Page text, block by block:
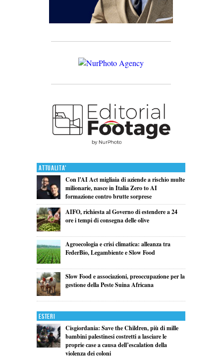
Attualita'
Con l’AI Act migliaia di aziende a rischio multe
milionarie, nasce in Italia Zero to AI
formazione contro brutte sorprese
AIFO, richiesta al Governo di estendere a 24
ore i tempi di consegna delle olive
Agroecologia e crisi climatica: alleanza tra
FederBio, Legambiente e Slow Food
Slow Food e associazioni, preoccupazione per la
gestione della Peste Suina Africana
Esteri
Cisgiordania: Save the Children, più di mille
bambini palestinesi costretti a lasciare le
proprie case a causa dell’escalation della
violenza dei coloni